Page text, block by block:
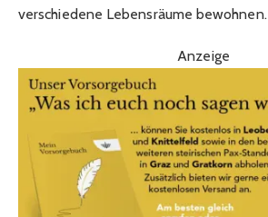
verschiedene Lebensräume bewohnen.
Anzeige